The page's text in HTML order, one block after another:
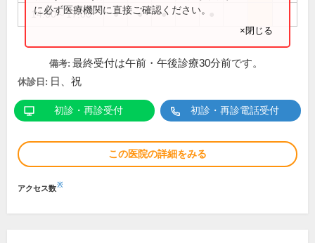
14:00～17:00 ● ● ●
に必ず医療機関に直接ご確認ください。
×閉じる
備考: 最終受付は午前・午後診療30分前です。
休診日: 日、祝
初診・再診受付 初診・再診電話受付
この医院の詳細をみる
アクセス数※